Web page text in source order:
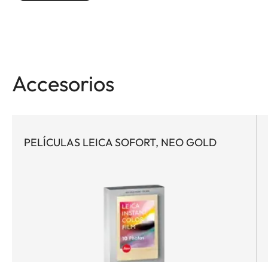
Accesorios
PELÍCULAS LEICA SOFORT, NEO GOLD